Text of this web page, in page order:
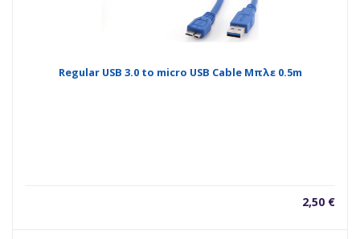
Regular USB 3.0 to micro USB Cable Μπλε 0.5m
2,50 €